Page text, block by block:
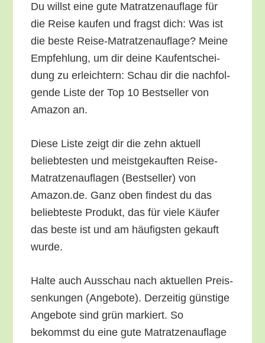
Du willst eine gute Matrat­zen­auf­la­ge für
die Rei­se kau­fen und fragst dich: Was ist
die bes­te Rei­se-Matrat­zen­auf­la­ge? Mei­ne
Emp­feh­lung, um dir dei­ne Kauf­ent­schei­
dung zu erleich­tern: Schau dir die nach­fol­
gen­de Lis­te der Top 10 Best­sel­ler von
Ama­zon an.
Die­se Lis­te zeigt dir die zehn aktu­ell
belieb­tes­ten und meist­ge­kauf­ten Rei­se-
Matrat­zen­auf­la­gen (Best­sel­ler) von
Amazon.de. Ganz oben fin­dest du das
belieb­tes­te Pro­dukt, das für vie­le Käu­fer
das bes­te ist und am häu­figs­ten gekauft
wurde.
Hal­te auch Aus­schau nach aktu­el­len Preis­
sen­kun­gen (Ange­bo­te). Der­zei­tig güns­ti­ge
Ange­bo­te sind grün mar­kiert. So
bekommst du eine gute Matrat­zen­auf­la­ge